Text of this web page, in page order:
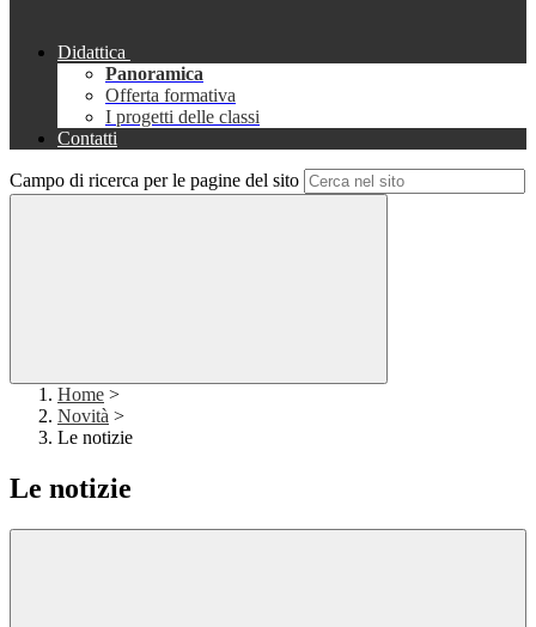
Didattica
Panoramica
Offerta formativa
I progetti delle classi
Contatti
Campo di ricerca per le pagine del sito
Home >
Novità >
Le notizie
Le notizie